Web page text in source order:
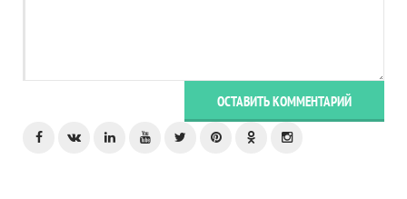
ОСТАВИТЬ КОММЕНТАРИЙ